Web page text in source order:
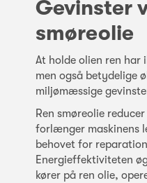
Gevinster
smøreolie
At holde olien ren har
men også betydelige
miljømæssige
Ren smøreolie
forlænger maskinens
behovet for
Energieffektiviteten
kører på ren olie,